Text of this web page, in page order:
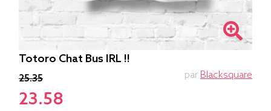
Totoro Chat Bus IRL !!
25.35
23.58
par Blacksquare